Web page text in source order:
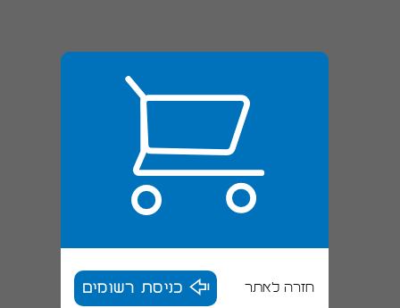
חזרה לאתר כניסת רשומים